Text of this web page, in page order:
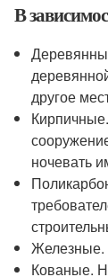
В
другое
ночевать
Железные.
Кованые.